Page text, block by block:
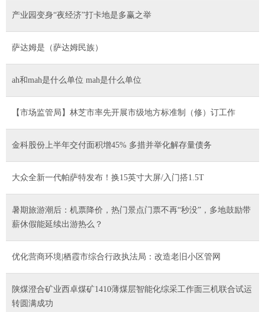
产业园变身“夜经济”打卡地是多赢之举
萨达姆是（萨达姆民族）
ah和mah是什么单位 mah是什么单位
【市场监管局】林芝市率先开展市级地方标准制（修）订工作
金科股份上半年交付面积增45% 多措并举化解存量债务
大众全新一代帕萨特发布！换15英寸大屏/入门搭1.5T
暑期旅游潮后：机票降价，热门景点门票不再“秒没”，多地鼓励带
薪休假能延续出游热么？
优化营商环境|栖霞市综合行政执法局：改造老旧小区管网
陕煤澄合矿业西卓煤矿1410薄煤层智能化综采工作面三机联合试运
转圆满成功